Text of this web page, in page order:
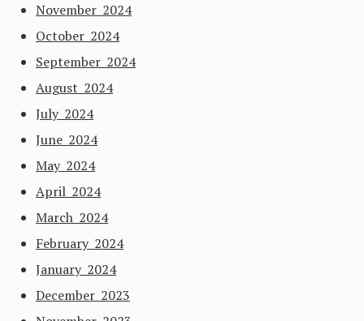
November 2024
October 2024
September 2024
August 2024
July 2024
June 2024
May 2024
April 2024
March 2024
February 2024
January 2024
December 2023